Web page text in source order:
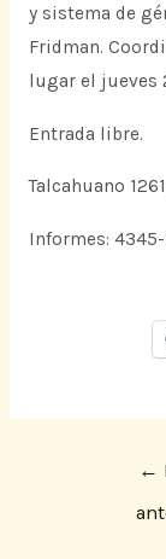
y sistema de
Fridman.
lugar el jueves
Entrada libre.
Talcahuano
Informes:
←